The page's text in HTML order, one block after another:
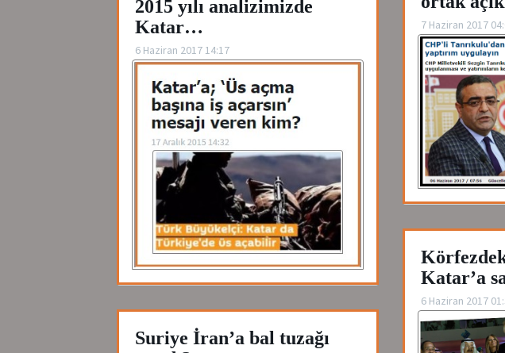
7 Haziran 2017
2015 yılı analizimizde
Katar…
6 Haziran 2017 14:17
Katar’a
6 Haziran 2017
Suriye İran’a bal tuzağı